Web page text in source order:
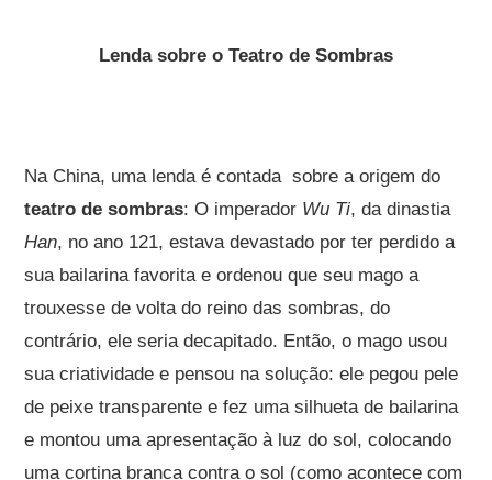
Lenda sobre o Teatro de Sombras
Na China, uma lenda é contada sobre a origem do
teatro de sombras: O imperador Wu Ti, da dinastia
Han, no ano 121, estava devastado por ter perdido a
sua bailarina favorita e ordenou que seu mago a
trouxesse de volta do reino das sombras, do
contrário, ele seria decapitado. Então, o mago usou
sua criatividade e pensou na solução: ele pegou pele
de peixe transparente e fez uma silhueta de bailarina
e montou uma apresentação à luz do sol, colocando
uma cortina branca contra o sol (como acontece com